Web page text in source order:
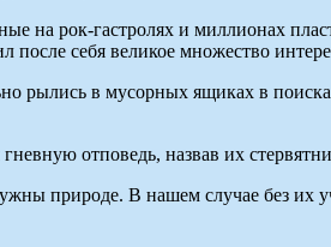
на рок-гастролях и миллионах
после себя великое множество
рылись в мусорных ящиках в
отповедь, назвав их
природе. В нашем случае без их